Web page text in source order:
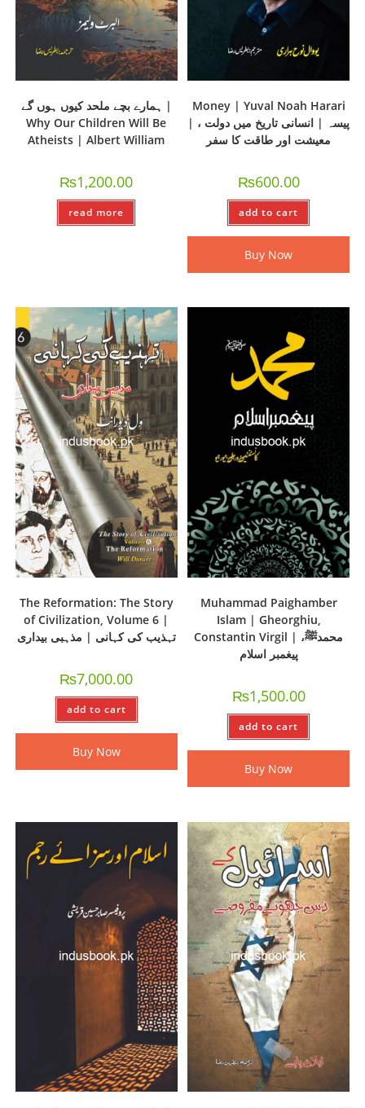
ہمارے بچے ملحد کیوں ہوں گے |
Why Our Children Will Be
Atheists | Albert William
₨1,200.00
read more
Money | Yuval Noah Harari
| پیسہ | انسانی تاریخ میں دولت ،
معیشت اور طاقت کا سفر
₨600.00
add to cart
Buy Now
The Reformation: The Story
of Civilization, Volume 6 |
تہذیب کی کہانی | مذہبی بیداری
₨7,000.00
add to cart
Buy Now
Muhammad Paighamber
Islam | Gheorghiu,
Constantin Virgil | محمدﷺ،
پیغمبر اسلام
₨1,500.00
add to cart
Buy Now